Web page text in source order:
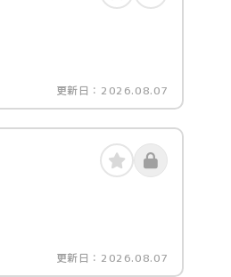
更新日： 2026.08.07
更新日： 2026.08.07